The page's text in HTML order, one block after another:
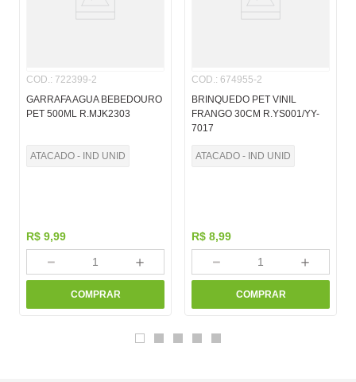
COD.: 722399-2
GARRAFA AGUA BEBEDOURO
PET 500ML R.MJK2303
ATACADO - IND UNID
R$ 9,99
＋
－
COMPRAR
COD.: 674955-2
BRINQUEDO PET VINIL
FRANGO 30CM R.YS001/YY-
7017
ATACADO - IND UNID
R$ 8,99
＋
－
COMPRAR